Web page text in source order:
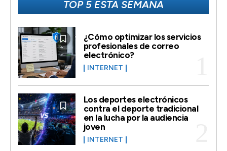
TOP 5 ESTA SEMANA
¿Cómo optimizar los servicios
profesionales de correo
electrónico?
INTERNET
Los deportes electrónicos
contra el deporte tradicional
en la lucha por la audiencia
joven
INTERNET